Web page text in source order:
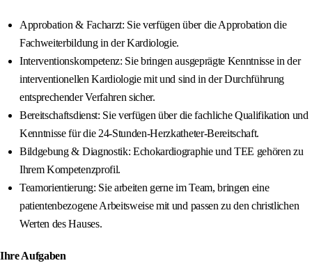
Approbation & Facharzt: Sie verfügen über die Approbation die
Fachweiterbildung in der Kardiologie.
Interventionskompetenz: Sie bringen ausgeprägte Kenntnisse in der
interventionellen Kardiologie mit und sind in der Durchführung
entsprechender Verfahren sicher.
Bereitschaftsdienst: Sie verfügen über die fachliche Qualifikation und
Kenntnisse für die 24-Stunden-Herzkatheter-Bereitschaft.
Bildgebung & Diagnostik: Echokardiographie und TEE gehören zu
Ihrem Kompetenzprofil.
Teamorientierung: Sie arbeiten gerne im Team, bringen eine
patientenbezogene Arbeitsweise mit und passen zu den christlichen
Werten des Hauses.
Ihre Aufgaben